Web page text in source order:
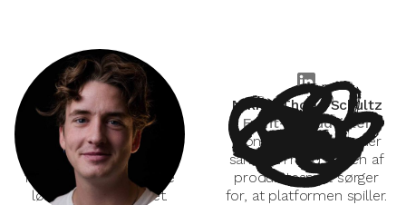
Oliver W. Martinsen
Medstifter
Vores visionære
medstifter, der brænder
for at bygge de bedste
løsninger for klimaet.
Mikkel Thode Schultz
Front-end udvikler
Front-end udvikler, der
sammen med resten af
produktteamet sørger
for, at platformen spiller.